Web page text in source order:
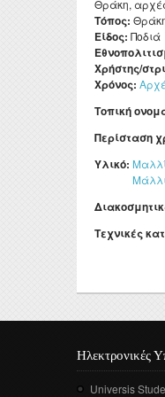
Θράκη,
Τόπος:
Είδος: Ποδιά
Χρήστης/
Χρόνος:
Τοπική
Περίσταση
Υλικό:
Τεχνικές
Ηλεκτρονικές
Universis